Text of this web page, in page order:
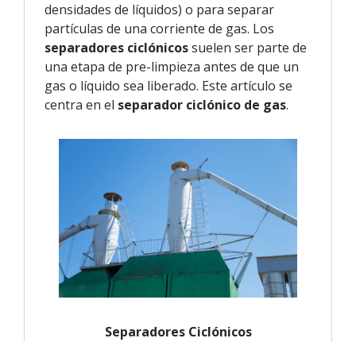
densidades de líquidos) o para separar
partículas de una corriente de gas. Los
separadores ciclónicossuelen ser parte de
una etapa de pre-limpieza antes de que un
gas o líquido sea liberado. Este artículo se
centra en el separador ciclónico de gas.
Separadores Ciclónicos